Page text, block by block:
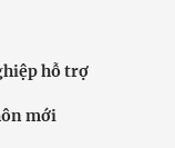
hỗ trợ
mới